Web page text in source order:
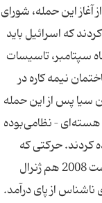
این حمله، شورای
که اسرائیل باید
سپتامبر، تاسیسات
نیمه کاره در
سیا پس از این حمله
هسته‌ای – نظامی‌بوده
کردند. حرکتی که
دغدغه ترک‌ها از دستیابی سوریه به تسلیحات و یا تجهیزات هسته‌ای را به تصویر کشید. در دومین روز از آگوست 2008 هم ژنرال
از پای درآمد.